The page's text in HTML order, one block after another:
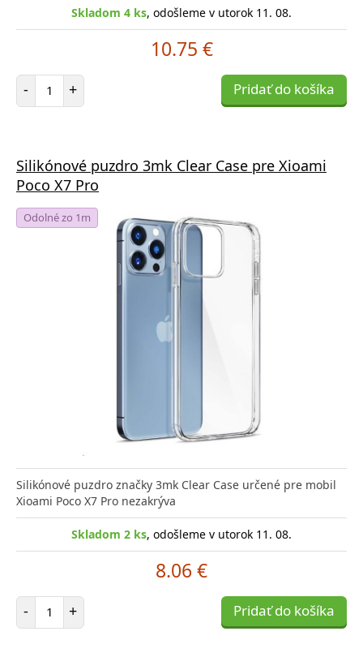
Skladom 4 ks, odošleme v utorok 11. 08.
10.75 €
- Počet položiek
+ Pridať do košíka
Silikónové puzdro 3mk Clear Case pre Xioami
Poco X7 Pro
Odolné zo 1m
Silikónové puzdro značky 3mk Clear Case určené pre mobil
Xioami Poco X7 Pro nezakrýva
Skladom 2 ks, odošleme v utorok 11. 08.
8.06 €
- Počet položiek
+ Pridať do košíka